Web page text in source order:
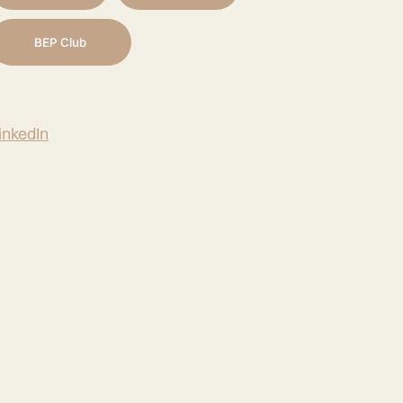
BEP Club